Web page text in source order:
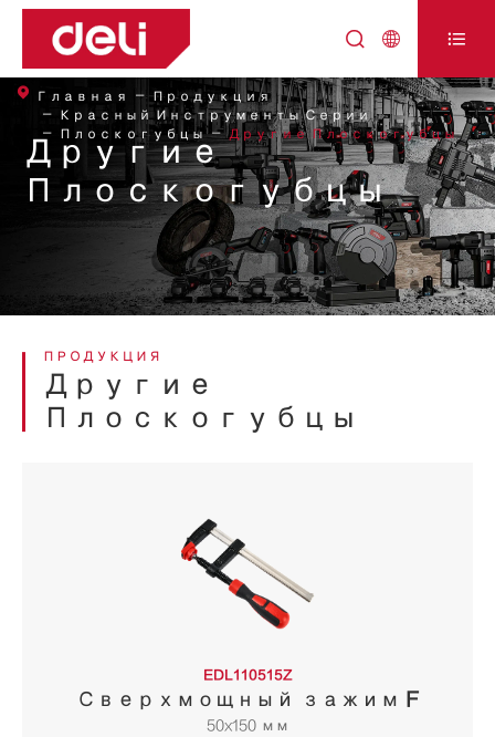
  
Другие
Плоскогубцы
Главная
Продукция
Красный Инструменты Серии
Плоскогубцы
Другие Плоскогубцы
ПРОДУКЦИЯ
Другие
Плоскогубцы
EDL110515Z
Сверхмощный зажим F
50x150 мм